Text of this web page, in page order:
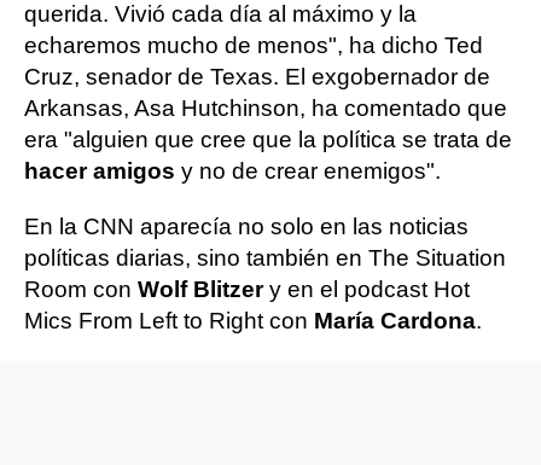
querida. Vivió cada día al máximo y la
echaremos mucho de menos", ha dicho Ted
Cruz, senador de Texas. El exgobernador de
Arkansas, Asa Hutchinson, ha comentado que
era "alguien que cree que la política se trata de
hacer amigos y no de crear enemigos".
En la CNN aparecía no solo en las noticias
políticas diarias, sino también en The Situation
Room con Wolf Blitzery en el podcast Hot
Mics From Left to Right con María Cardona.